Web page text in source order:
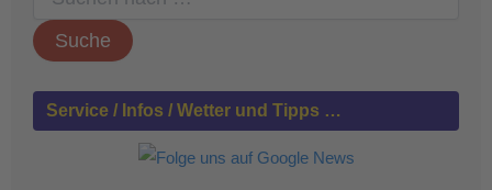
c
h
n
Service / Infos / Wetter und Tipps …